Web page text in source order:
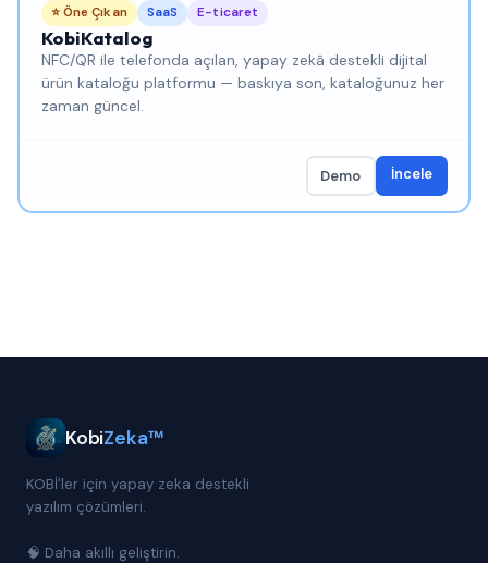
⭐ Öne Çıkan SaaS E-ticaret
KobiKatalog
NFC/QR ile telefonda açılan, yapay zekâ destekli dijital
ürün kataloğu platformu — baskıya son, kataloğunuz her
zaman güncel.
Demo İncele
KobiZeka™
KOBİ'ler için yapay zeka destekli
yazılım çözümleri.
🧠 Daha akıllı geliştirin.